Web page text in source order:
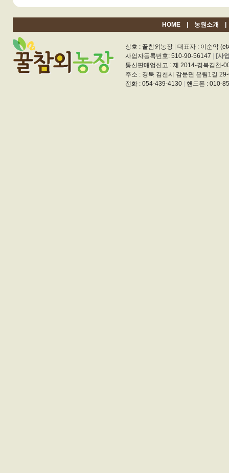
HOME| 농원소개
상호 : 꿀참외농장
대표자 : 이순악
사업자등록번호: 510-90-56147
[사
통신판매업신고 : 제 2014-경북김천-
주소 : 경북 김천시 감문면 은림1길
전화 : 054-439-4130
핸드폰 : 010-